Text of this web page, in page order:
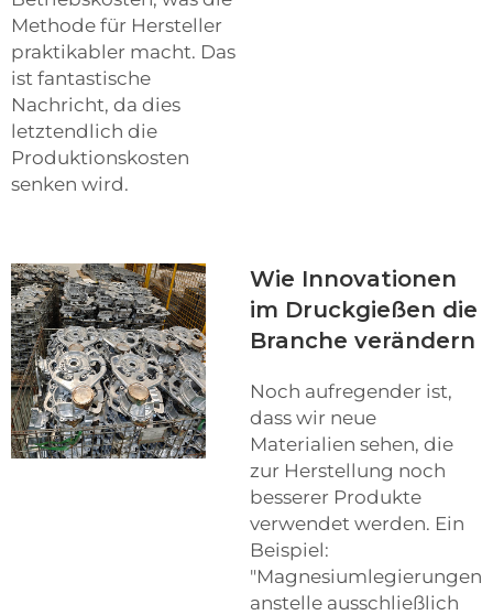
Methode für Hersteller
praktikabler macht. Das
ist fantastische
Nachricht, da dies
letztendlich die
Produktionskosten
senken wird.
Wie Innovationen
im Druckgießen die
Branche verändern
Noch aufregender ist,
dass wir neue
Materialien sehen, die
zur Herstellung noch
besserer Produkte
verwendet werden. Ein
Beispiel:
"Magnesiumlegierungen
anstelle ausschließlich